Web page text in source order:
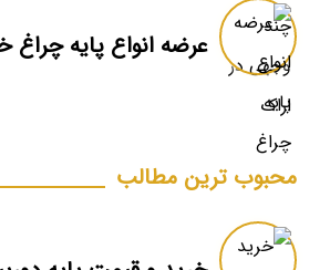
عرضه انواع پایه چراغ
محبوب ترین مطالب